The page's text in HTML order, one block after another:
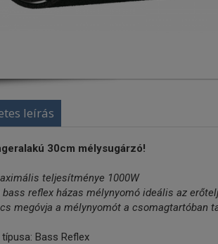
leírás
30cm mélysugárzó!
teljesítménye 1000W
bass reflex házas mélynyomó ideális az
megóvja a mélynyomót a csomagtartóban
Bass Reflex